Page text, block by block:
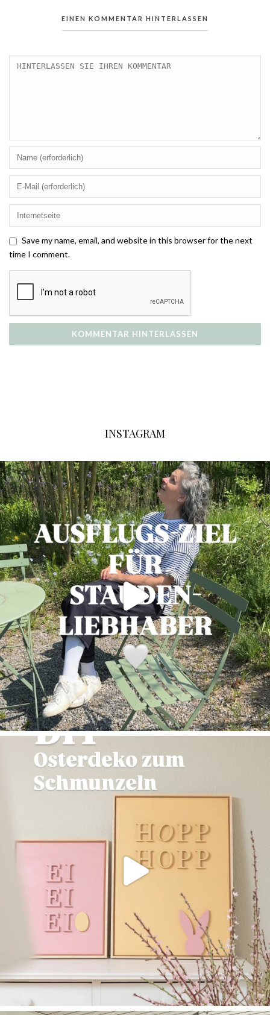
EINEN KOMMENTAR HINTERLASSEN
Save my name, email, and website in this browser for the next
time I comment.
INSTAGRAM